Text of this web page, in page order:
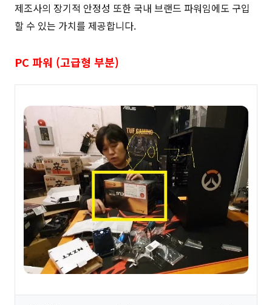
제조사의 장기적 안정성 또한 국내 브랜드 파워임에도 구입
할 수 있는 가치를 제공합니다.
PC 파워 (고급형 부분)